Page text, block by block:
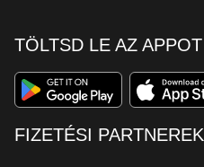
TÖLTSD LE AZ APPOT
FIZETÉSI PARTNEREK